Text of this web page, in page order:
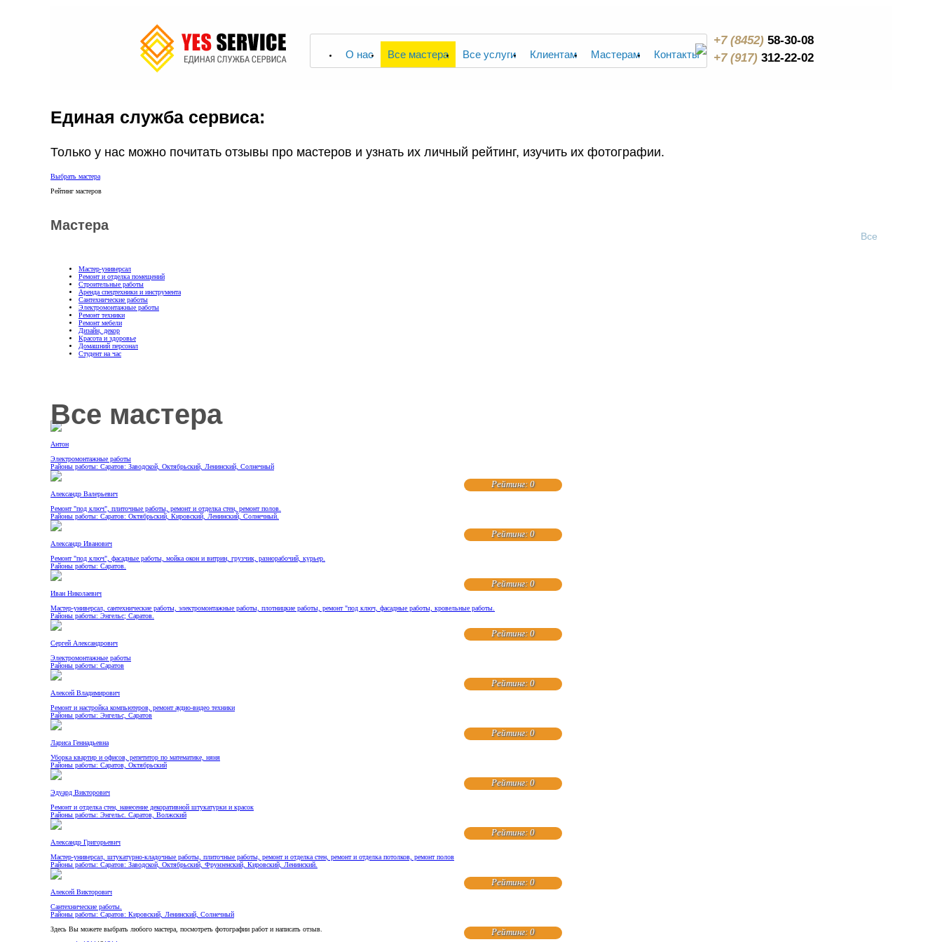
О нас Все мастера Все услуги Клиентам Мастерам Контакты
+7 (8452) 58-30-08
+7 (917) 312-22-02
Единая служба сервиса:
Только у нас можно почитать отзывы про мастеров и узнать их личный рейтинг, изучить их фотографии.
Выбрать мастера
Рейтинг мастеров
Мастера
Все
Мастер-универсал
Ремонт и отделка помещений
Строительные работы
Аренда спецтехники и инструмента
Сантехнические работы
Электромонтажные работы
Ремонт техники
Ремонт мебели
Дизайн, декор
Красота и здоровье
Домашний персонал
Студент на час
Все мастера
Антон
Электромонтажные работы
Районы работы: Саратов: Заводской, Октябрьский, Ленинский, Солнечный
Рейтинг: 0
Александр Валерьевич
Ремонт "под ключ", плиточные работы, ремонт и отделка стен, ремонт полов.
Районы работы: Саратов: Октябрьский, Кировский, Ленинский, Солнечный.
Рейтинг: 0
Александр Иванович
Ремонт "под ключ", фасадные работы, мойка окон и витрин, грузчик, разнорабочий, курьер.
Районы работы: Саратов.
Рейтинг: 0
Иван Николаевич
Мастер-универсал, сантехнические работы, электромонтажные работы, плотницкие работы, ремонт "под ключ, фасадные работы, кровельные работы.
Районы работы: Энгельс; Саратов.
Рейтинг: 0
Сергей Александрович
Электромонтажные работы
Районы работы: Саратов
Рейтинг: 0
Алексей Владимирович
Ремонт и настройка компьютеров, ремонт аудио-видео техники
Районы работы: Энгельс, Саратов
Рейтинг: 0
Лариса Геннадьевна
Уборка квартир и офисов, репетитор по математике, няня
Районы работы: Саратов, Октябрьский
Рейтинг: 0
Эдуард Викторович
Ремонт и отделка стен, нанесение декоративной штукатурки и красок
Районы работы: Энгельс. Саратов, Волжский
Рейтинг: 0
Александр Григорьевич
Мастер-универсал, штукатурно-кладочные работы, плиточные работы, ремонт и отделка стен, ремонт и отделка потолков, ремонт полов
Районы работы: Саратов: Заводской, Октябрьский, Фрунзенский, Кировский, Ленинский.
Рейтинг: 0
Алексей Викторович
Сантехнические работы.
Районы работы: Саратов: Кировский, Ленинский, Солнечный
Рейтинг: 0
Здесь Вы можете выбрать любого мастера, посмотреть фотографии работ и написать отзыв.